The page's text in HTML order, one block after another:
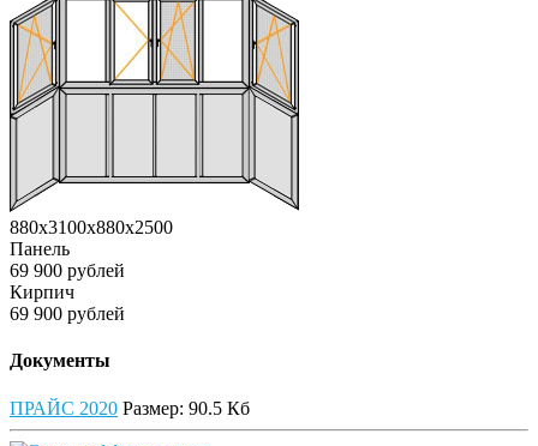
880x3100x880x2500
Панель
69 900 рублей
Кирпич
69 900 рублей
Документы
ПРАЙС 2020 Размер: 90.5 Кб